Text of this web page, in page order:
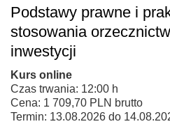
Podstawy prawne i
stosowania
inwestycji
Kurs online
Czas trwania: 12:00 h
Cena: 1 709,70 PLN brutto
Termin: 13.08.2026 do